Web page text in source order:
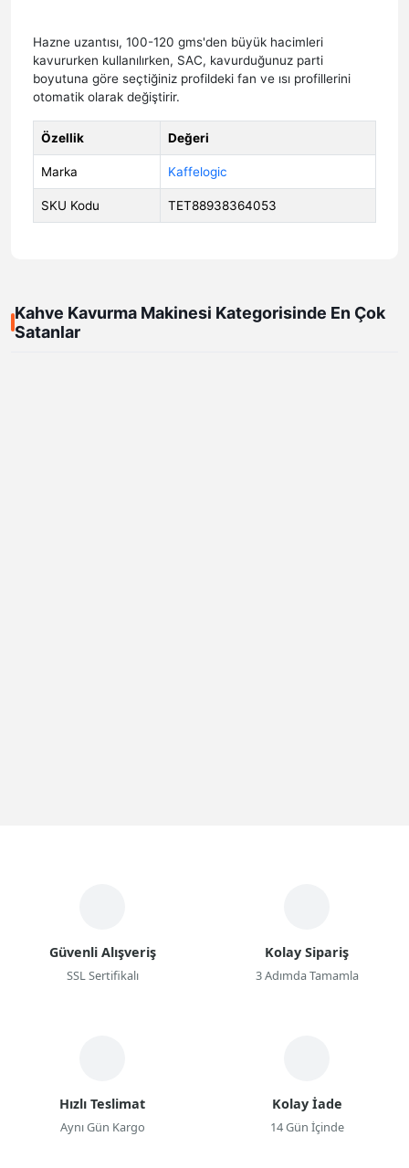
Hazne uzantısı, 100-120 gms'den büyük hacimleri
kavururken kullanılırken, SAC, kavurduğunuz parti
boyutuna göre seçtiğiniz profildeki fan ve ısı profillerini
otomatik olarak değiştirir.
Özellik Değeri
Marka Kaffelogic
SKU Kodu TET88938364053
Kahve Kavurma Makinesi Kategorisinde En Çok
Satanlar
Güvenli Alışveriş
SSL Sertifikalı
Kolay Sipariş
3 Adımda Tamamla
Hızlı Teslimat
Aynı Gün Kargo
Kolay İade
14 Gün İçinde